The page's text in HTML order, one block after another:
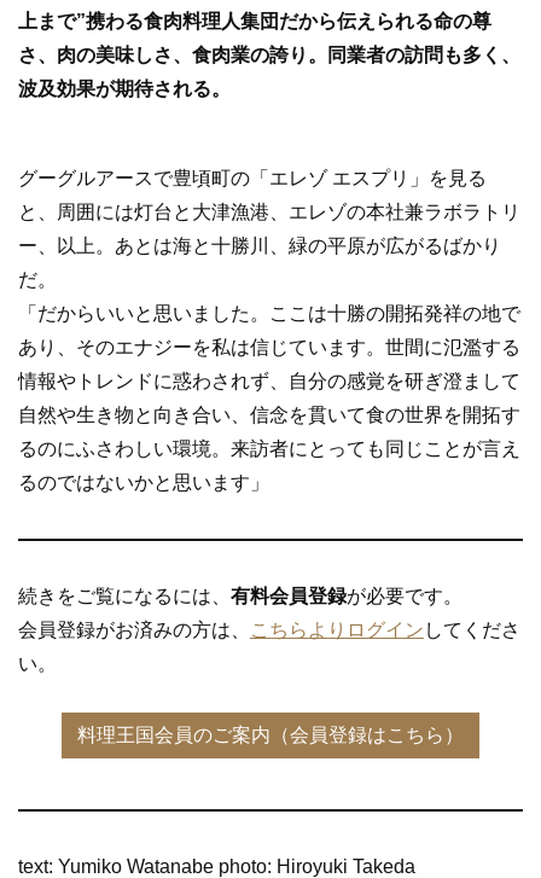
o
o
k
上まで”携わる食肉料理人集団だから伝えられる命の尊
さ、肉の美味しさ、食肉業の誇り。同業者の訪問も多く、
波及効果が期待される。
グーグルアースで豊頃町の「エレゾ エスプリ」を見る
と、周囲には灯台と大津漁港、エレゾの本社兼ラボラトリ
ー、以上。あとは海と十勝川、緑の平原が広がるばかり
だ。
「だからいいと思いました。ここは十勝の開拓発祥の地で
あり、そのエナジーを私は信じています。世間に氾濫する
情報やトレンドに惑わされず、自分の感覚を研ぎ澄まして
自然や生き物と向き合い、信念を貫いて食の世界を開拓す
るのにふさわしい環境。来訪者にとっても同じことが言え
るのではないかと思います」
続きをご覧になるには、 有料会員登録が必要です。
会員登録がお済みの方は、
こちらよりログイン してくださ
い。
text: Yumiko Watanabe photo: Hiroyuki Takeda